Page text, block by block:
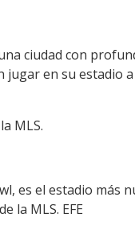
ciudad con
en su estadio
MLS.
es el estadio más
la MLS. EFE